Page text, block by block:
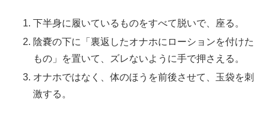
下半身に履いているものをすべて脱いで、座る。
陰嚢の下に「裏返したオナホにローションを付けた
もの」を置いて、ズレないように手で押さえる。
オナホではなく、体のほうを前後させて、玉袋を刺
激する。